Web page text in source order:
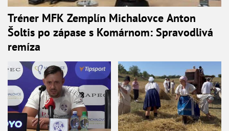
Tréner MFK Zemplín Michalovce Anton
Šoltis po zápase s Komárnom: Spravodlivá
remíza